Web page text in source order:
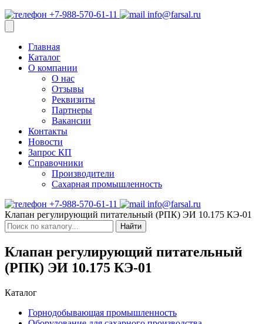
+7-988-570-61-11
info@farsal.ru
Главная
Каталог
О компании
О нас
Отзывы
Реквизиты
Партнеры
Вакансии
Контакты
Новости
Запрос КП
Справочники
Производители
Сахарная промышленность
+7-988-570-61-11
info@farsal.ru
Клапан регулирующий питательный (РПК) ЭИ 10.175 КЭ-01
Найти
Клапан регулирующий питательный
(РПК) ЭИ 10.175 КЭ-01
Каталог
Горнодобывающая промышленность